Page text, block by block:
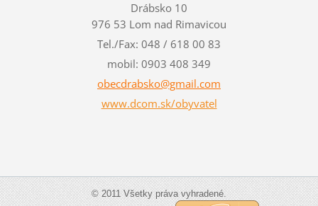
Drábsko 10
976 53 Lom nad Rimavicou
Tel./Fax: 048 / 618 00 83
mobil: 0903 408 349
obecdrabsko@gmail.com
www.dcom.sk/obyvatel
© 2011 Všetky práva vyhradené.